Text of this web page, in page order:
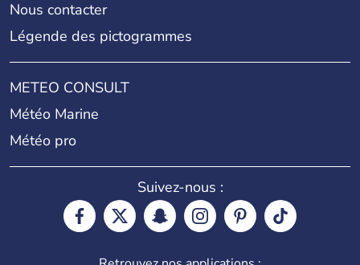
Nous contacter
Légende des pictogrammes
METEO CONSULT
Météo Marine
Météo pro
Suivez-nous :